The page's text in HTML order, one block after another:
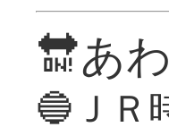
🔛あ
🔵ＪＲ